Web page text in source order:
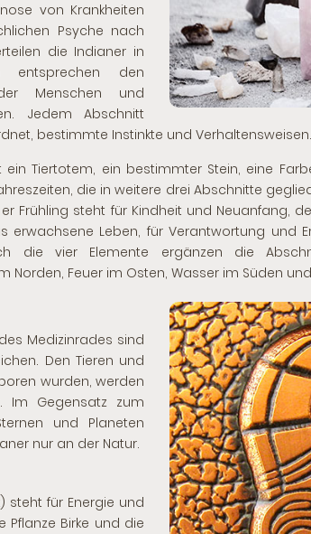
von Krankheiten
Psyche nach
die Indianer in
entsprechen den
Menschen und
Jedem Abschnitt
bestimmte Instinkte und Verhaltensweisen.
Tiertotem, ein bestimmter Stein, eine
die in weitere drei Abschnitte
er Frühling steht für Kindheit und Neuanfang,
erwachsene Leben, für Verantwortung und
die vier Elemente ergänzen die
Norden, Feuer im Osten, Wasser im Süden
Medizinrades sind
Den Tieren und
wurden, werden
Im Gegensatz zum
und Planeten
nur an der Natur.
steht für Energie und
Pflanze Birke und die